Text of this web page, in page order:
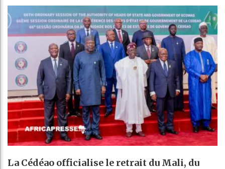
La Cédéao officialise le retrait du Mali, du